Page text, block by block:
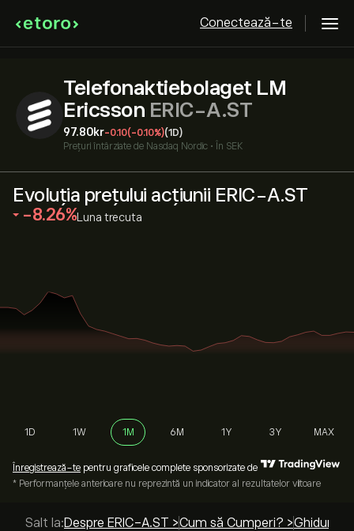
Conectează-te
Telefonaktiebolaget LM
Ericsson ERIC-A.ST
97.80‎kr‎-0.10(-0.10%)(1D)
Prețuri întârziate de Nasdaq Nordic • În SEK
Evoluția prețului acțiunii ERIC-A.ST
‎-8.26‎ Luna trecuta
1D 1W 1M 6M 1Y 3Y MAX
Înregistrează-te pentru graficele complete sponsorizate de
* Performanțele anterioare nu reprezintă un indicator al rezultatelor viitoare
Salt la:Despre ERIC-A.ST >Cum să Cumperi? >Ghiduri